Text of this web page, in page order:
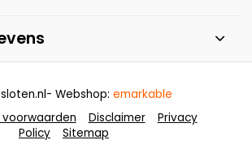
Disclaimer
Privacy
Policy
Sitemap
- Webshop: emarkable